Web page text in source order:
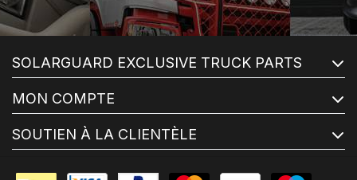
SOLARGUARD EXCLUSIVE TRUCK PARTS
MON COMPTE
SOUTIEN À LA CLIENTÈLE